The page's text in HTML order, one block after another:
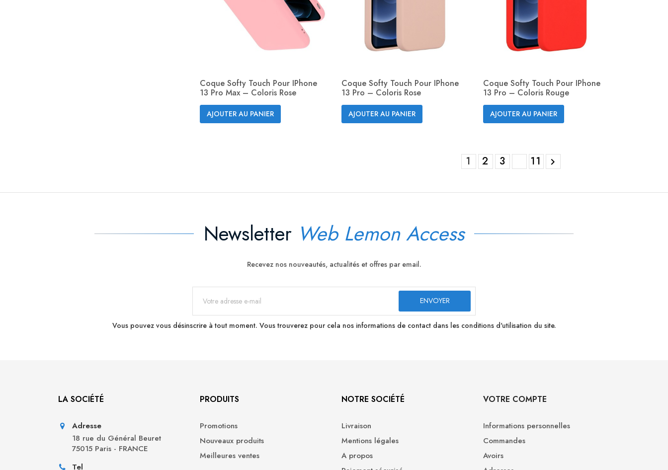
Aperçu rapide
Coque Softy Touch Pour IPhone
13 Pro Max – Coloris Rose
AJOUTER AU PANIER
Aperçu rapide
Coque Softy Touch Pour IPhone
13 Pro – Coloris Rose
AJOUTER AU PANIER
Aperçu rapide
Coque Softy Touch Pour IPhone
13 Pro – Coloris Rouge
AJOUTER AU PANIER
1 2 3 11 
Newsletter Web Lemon Access
Recevez nos nouveautés, actualités et offres par email.
Vous pouvez vous désinscrire à tout moment. Vous trouverez pour cela nos informations de contact dans les conditions d'utilisation du site.
LA SOCIÉTÉ
Adresse
18 rue du Général Beuret
75015 Paris - FRANCE
Tel
PRODUITS
Promotions
Nouveaux produits
Meilleures ventes
NOTRE SOCIÉTÉ
Livraison
Mentions légales
A propos
VOTRE COMPTE
Informations personnelles
Commandes
Avoirs